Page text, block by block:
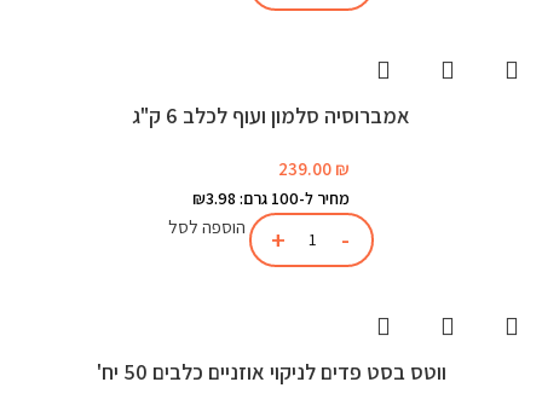
אמברוסיה סלמון ועוף לכלב 6 ק"ג
239.00 ₪
מחיר ל-100 גרם: ₪3.98
הוספה לסל
ווטס בסט פדים לניקוי אוזניים כלבים 50 יח'